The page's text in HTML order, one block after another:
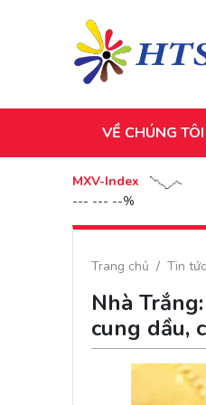
VỀ CHÚNG TÔI
MXV-Index
--- --- --%
Trang chủ Tin tức
Nhà
cung dầu,